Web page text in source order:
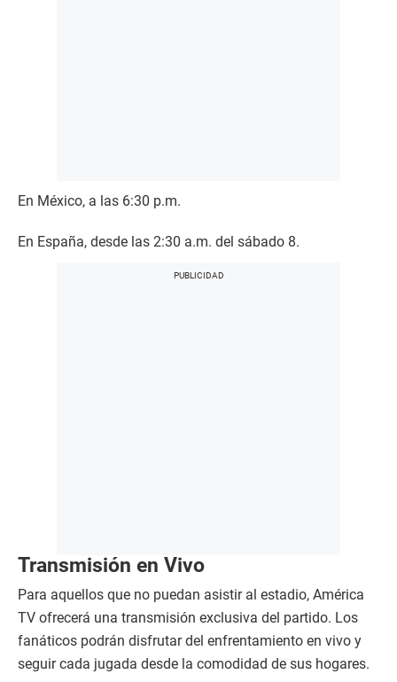
En México, a las 6:30 p.m.
En España, desde las 2:30 a.m. del sábado 8.
Transmisión en Vivo
Para aquellos que no puedan asistir al estadio, América
TV ofrecerá una transmisión exclusiva del partido. Los
fanáticos podrán disfrutar del enfrentamiento en vivo y
seguir cada jugada desde la comodidad de sus hogares.